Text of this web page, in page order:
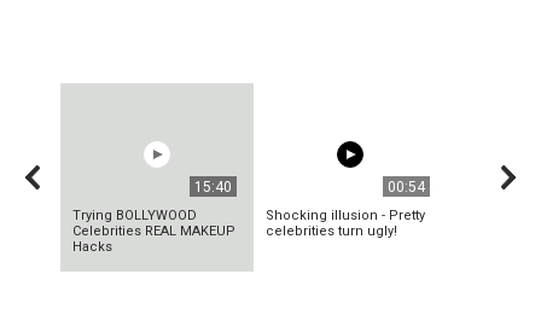
15:40
Trying BOLLYWOOD
Celebrities REAL MAKEUP
Hacks
00:54
Shocking illusion - Pretty
celebrities turn ugly!